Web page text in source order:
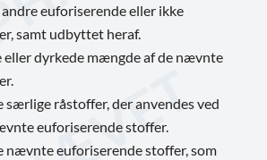
euforiserende eller ikke
samt udbyttet heraf.
dyrkede mængde af de nævnte
råstoffer, der anvendes ved
euforiserende stoffer.
nævnte euforiserende stoffer, som